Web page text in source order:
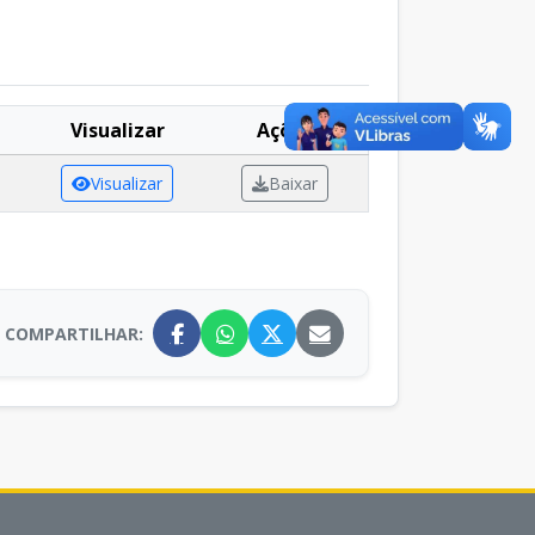
Visualizar Ações
Visualizar Baixar
COMPARTILHAR: